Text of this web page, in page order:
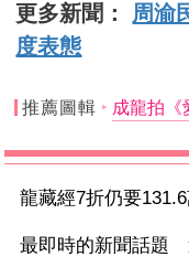
更多新聞： 周渝
度表態
推薦圖輯 成龍拍《
龍藏經7折仍要
最即時的新聞話題